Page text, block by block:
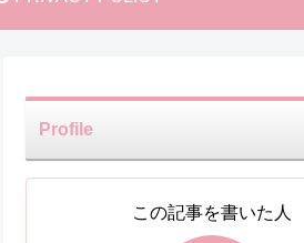
Profile
この記事を書いた人